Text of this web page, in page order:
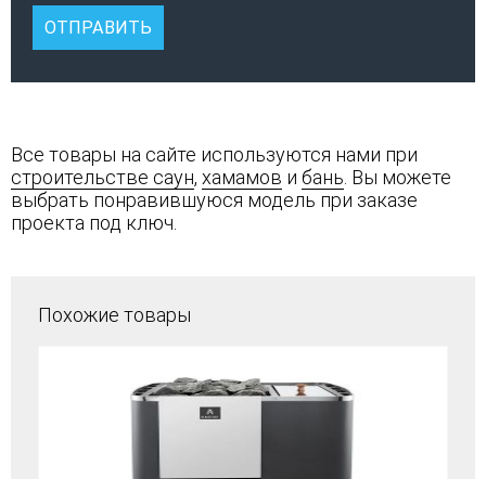
Все товары на сайте используются нами при
строительстве саун, хамамов и бань . Вы можете
выбрать понравившуюся модель при заказе
проекта под ключ.
Похожие товары